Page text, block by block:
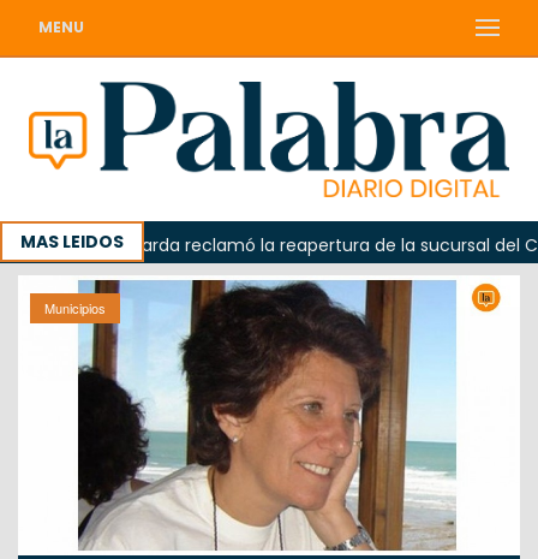
MENU
MAS LEIDOS
Odarda reclamó la reapertura de la sucursal del
Municipios